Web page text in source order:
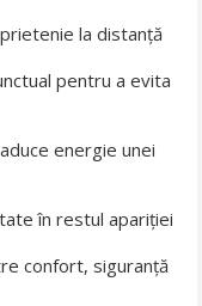
la distanță
pentru a evita
energie unei
în restul apariției
confort, siguranță